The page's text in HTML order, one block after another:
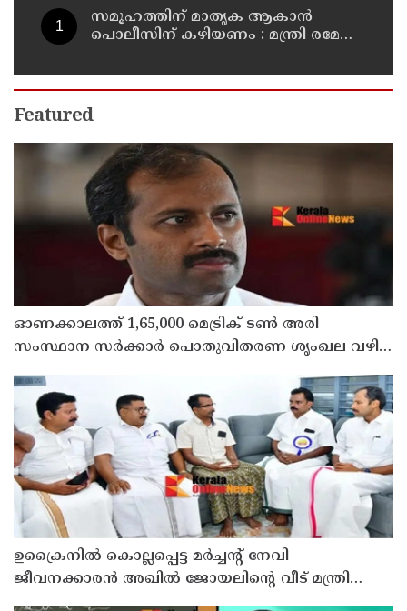
സമൂഹത്തിന് മാതൃക ആകാൻ
പൊലീസിന് കഴിയണം : മന്ത്രി രമേശ്
Featured
ഓണക്കാലത്ത് 1,65,000 മെട്രിക് ടൺ അരി
സംസ്ഥാന സർക്കാർ പൊതുവിതരണ ശൃംഖല വഴി
മന്ത്രി അനൂപ് ജേക്കബ്
ഉക്രൈനിൽ കൊല്ലപ്പെട്ട മർച്ചന്റ് നേവി
ജീവനക്കാരൻ അഖിൽ ജോയലിന്റെ വീട് മന്ത്രി